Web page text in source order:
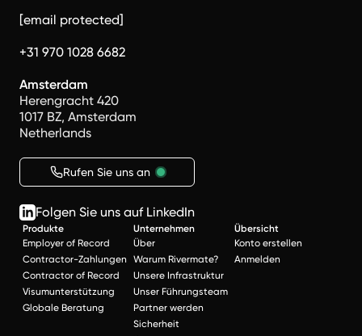
[email protected]
+31 970 1028 6682
Amsterdam
Herengracht 420
1017 BZ, Amsterdam
Netherlands
Rufen Sie uns an
Folgen Sie uns auf LinkedIn
Produkte
Employer of Record
Contractor-Zahlungen
Contractor of Record
Visumunterstützung
Globale Beratung
Unternehmen
Über
Warum Rivermate?
Unsere Infrastruktur
Unser Führungsteam
Partner werden
Sicherheit
Übersicht
Konto erstellen
Anmelden